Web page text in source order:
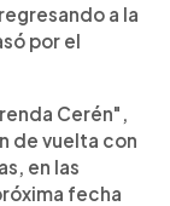
a la
por el
Cerén",
de vuelta con
en las
fecha